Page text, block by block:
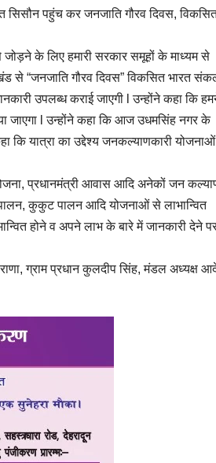
सिसौन पहुंच कर जनजाति गौरव दिवस,
जोड़ने के लिए हमारी सरकार समूहों के माध्यम से
से “जनजाति गौरव दिवस” विकसित भारत
उपलब्ध कराई जाएगी l उन्होंने कहा कि
जाएगा l उन्होंने कहा कि आज उधमसिंह नगर के
कि यात्रा का उद्देश्य जनकल्याणकारी
प्रधानमंत्री आवास आदि अनेकों जन
कुकुट पालन आदि योजनाओं से लाभान्वित
होने व अपने लाभ के बारे में जानकारी देने
ग्राम प्रधान कुलदीप सिंह, मंडल अध्यक्ष